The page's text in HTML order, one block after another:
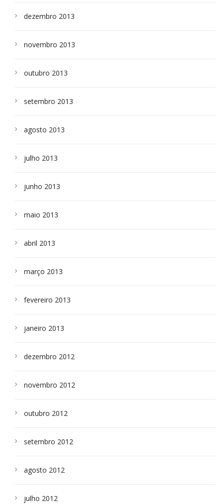
dezembro 2013
novembro 2013
outubro 2013
setembro 2013
agosto 2013
julho 2013
junho 2013
maio 2013
abril 2013
março 2013
fevereiro 2013
janeiro 2013
dezembro 2012
novembro 2012
outubro 2012
setembro 2012
agosto 2012
julho 2012